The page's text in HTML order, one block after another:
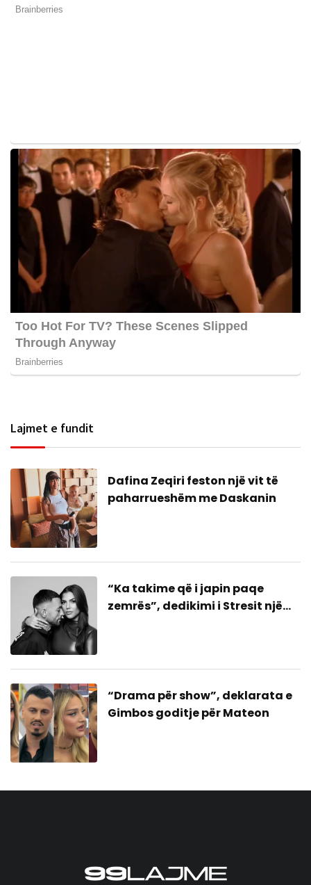
Lajmet e fundit
Dafina Zeqiri feston një vit të
paharrueshëm me Daskanin
“Ka takime që i japin paqe
zemrës”, dedikimi i Stresit një
“Drama për show”, deklarata e
Gimbos goditje për Mateon